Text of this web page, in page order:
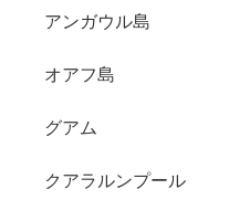
アンガウル島
オアフ島
グアム
クアラルンプール